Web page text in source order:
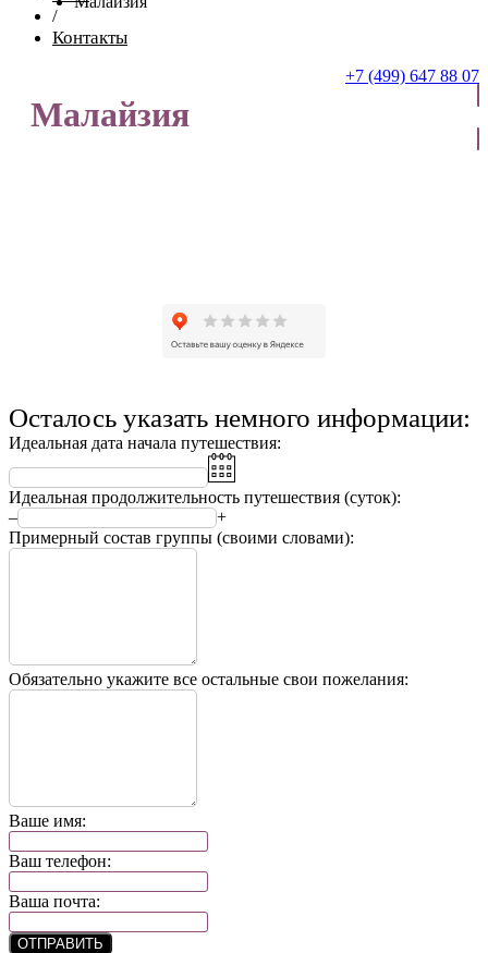
/
Контакты
+7 (499) 647 88 07
Малайзия
Осталось указать немного информации:
Идеальная дата начала путешествия:
Идеальная продолжительность путешествия (суток):
–
+
Примерный состав группы (своими словами):
Обязательно укажите все остальные свои пожелания:
Ваше имя:
Ваш телефон:
Ваша почта:
ОТПРАВИТЬ